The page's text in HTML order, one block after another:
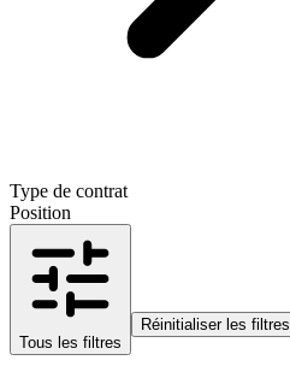
Type de contrat
Position
Tous les filtres
Réinitialiser les filtres